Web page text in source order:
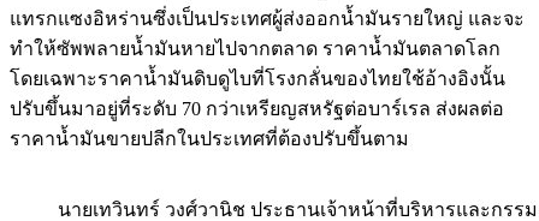
แทรกแซงอิหร่านซึ่งเป็นประเทศผู้ส่งออกน้ำมันรายใหญ่ และจะ
ทำให้ซัพพลายน้ำมันหายไปจากตลาด ราคาน้ำมันตลาดโลก
โดยเฉพาะราคาน้ำมันดิบดูไบที่โรงกลั่นของไทยใช้อ้างอิงนั้น
ปรับขึ้นมาอยู่ที่ระดับ 70 กว่าเหรียญสหรัฐต่อบาร์เรล ส่งผลต่อ
ราคาน้ำมันขายปลีกในประเทศที่ต้องปรับขึ้นตาม
นายเทวินทร์ วงศ์วานิช ประธานเจ้าหน้าที่บริหารและกร